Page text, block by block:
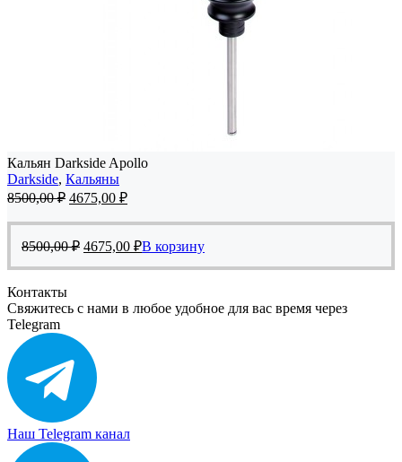
Кальян Darkside Apollo
Darkside, Кальяны
8500,00₽ Первоначальная
составляла
8500,00 ₽.
4675,00 ₽Текущая
4675,00 ₽.
8500,00₽ Первоначальная
составляла
4675,00 ₽Текущая
цена:
В корзину
Контакты
Свяжитесь с нами в любое удобное для вас время через
Telegram
Наш Telegram канал